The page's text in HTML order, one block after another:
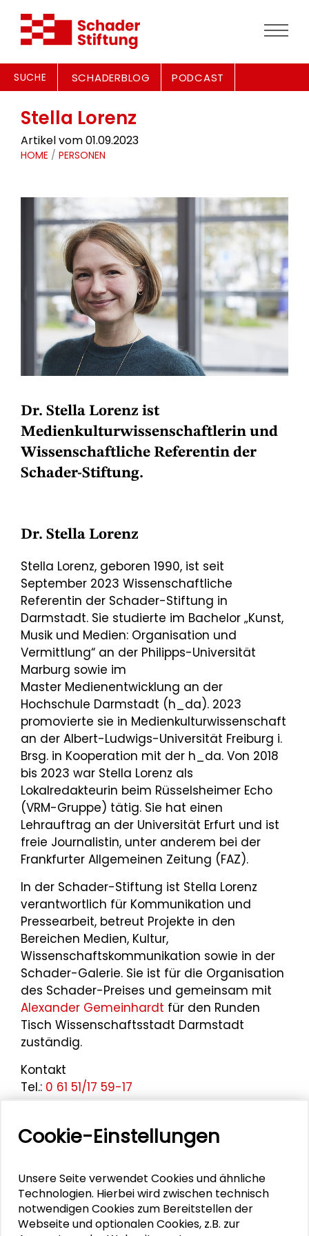
SUCHE SCHADERBLOG PODCAST
Stella Lorenz
Artikel vom 01.09.2023
HOME / PERSONEN
Dr. Stella Lorenz ist
Medienkulturwissenschaftlerin und
Wissenschaftliche Referentin der
Schader-Stiftung.
Dr. Stella Lorenz
Stella Lorenz, geboren 1990, ist seit
September 2023 Wissenschaftliche
Referentin der Schader-Stiftung in
Darmstadt. Sie studierte im Bachelor „Kunst,
Musik und Medien: Organisation und
Vermittlung“ an der Philipps-Universität
Marburg sowie im
Master Medienentwicklung an der
Hochschule Darmstadt (h_da). 2023
promovierte sie in Medienkulturwissenschaft
an der Albert-Ludwigs-Universität Freiburg i.
Brsg. in Kooperation mit der h_da. Von 2018
bis 2023 war Stella Lorenz als
Lokalredakteurin beim Rüsselsheimer Echo
(VRM-Gruppe) tätig. Sie hat einen
Lehrauftrag an der Universität Erfurt und ist
freie Journalistin, unter anderem bei der
Frankfurter Allgemeinen Zeitung (FAZ).
In der Schader-Stiftung ist Stella Lorenz
verantwortlich für Kommunikation und
Pressearbeit, betreut Projekte in den
Bereichen Medien, Kultur,
Wissenschaftskommunikation sowie in der
Schader-Galerie. Sie ist für die Organisation
des Schader-Preises und gemeinsam mit
Alexander Gemeinhardt für den Runden
Tisch Wissenschaftsstadt Darmstadt
zuständig.
Kontakt
Tel.: 0 61 51/17 59-17
Zur E-Mail
Personen im Kontext
Alexander Gemeinhardt
Cookie-Einstellungen
Unsere Seite verwendet Cookies und ähnliche
Technologien. Hierbei wird zwischen technisch
notwendigen Cookies zum Bereitstellen der
Webseite und optionalen Cookies, z.B. zur